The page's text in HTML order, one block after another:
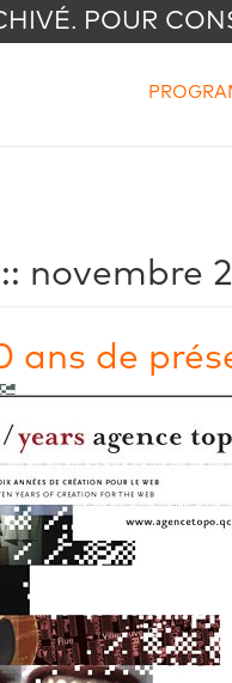
POUR
novembre
ans de